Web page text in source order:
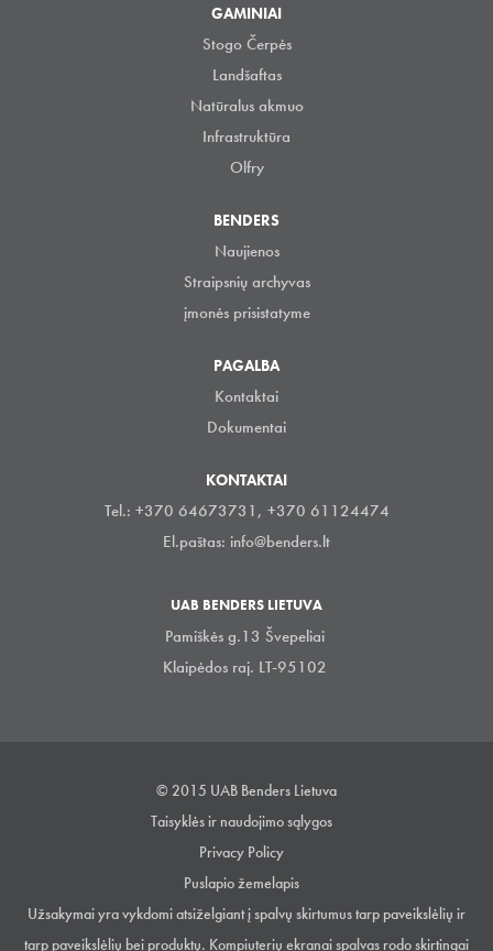
GAMINIAI
Stogo Čerpės
Landšaftas
Natūralus akmuo
Infrastruktūra
Olfry
BENDERS
Naujienos
Straipsnių archyvas
įmonės prisistatyme
PAGALBA
Kontaktai
Dokumentai
KONTAKTAI
Tel.: +370 64673731, +370 61124474
El.paštas: info@benders.lt
UAB BENDERS LIETUVA
Pamiškės g.13 Švepeliai
Klaipėdos raj. LT-95102
© 2015 UAB Benders Lietuva
Taisyklės ir naudojimo sąlygos
Privacy Policy
Puslapio žemelapis
Užsakymai yra vykdomi atsiželgiant į spalvų skirtumus tarp paveikslėlių ir
tarp paveikslėlių bei produktų. Kompiuterių ekranai spalvas rodo skirtingai